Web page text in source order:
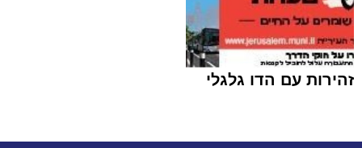
זהירות עם הדו גלגלי